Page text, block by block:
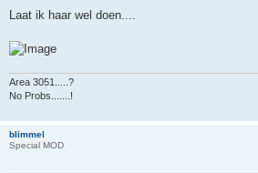
Laat ik haar wel doen....
Area 3051.....?
No Probs.......!
blimmel
Special MOD